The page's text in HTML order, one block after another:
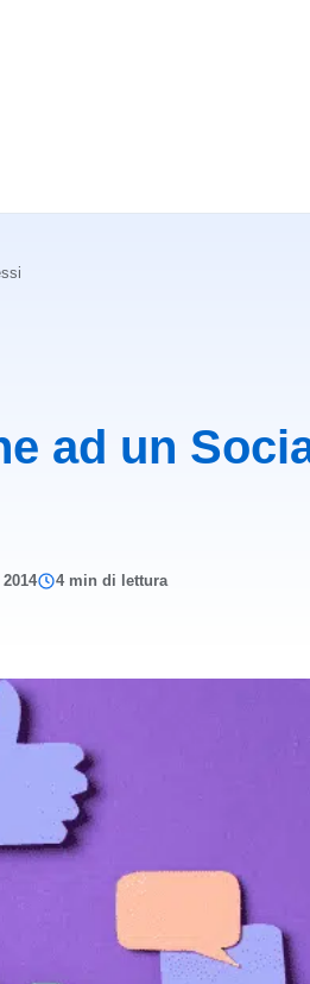
ad un
4 min di lettura